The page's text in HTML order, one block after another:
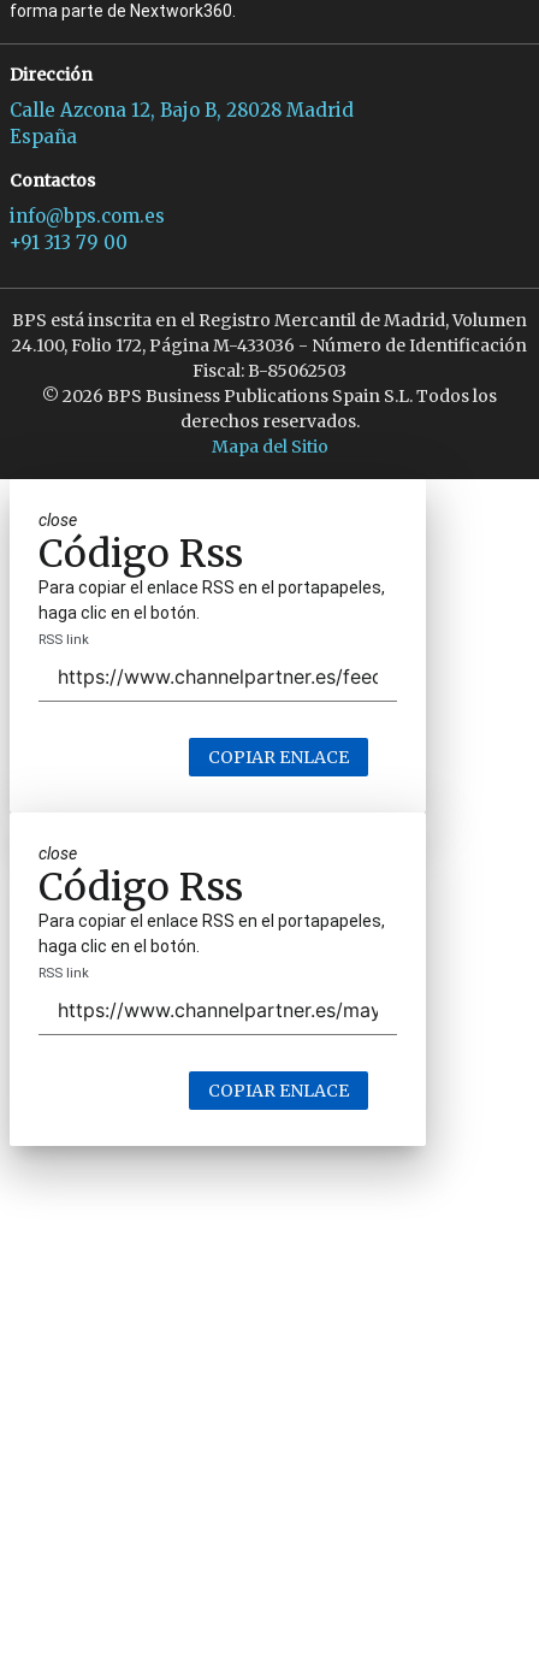
forma parte de Nextwork360.
Dirección
Calle Azcona 12, Bajo B, 28028 Madrid
España
Contactos
info@bps.com.es
+91 313 79 00
BPS está inscrita en el Registro Mercantil de Madrid, Volumen
24.100, Folio 172, Página M-433036 - Número de Identificación
Fiscal: B-85062503
© 2026 BPS Business Publications Spain S.L. Todos los
derechos reservados.
Mapa del Sitio
close
Código Rss
Para copiar el enlace RSS en el portapapeles,
haga clic en el botón.
RSS link
COPIAR ENLACE
close
Código Rss
Para copiar el enlace RSS en el portapapeles,
haga clic en el botón.
RSS link
COPIAR ENLACE